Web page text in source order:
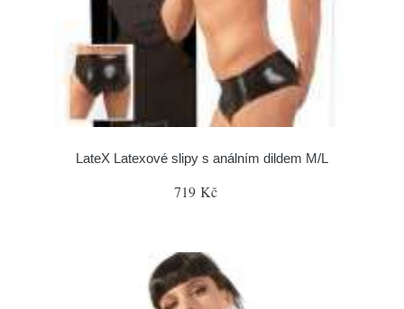
LateX Latexové slipy s análním dildem M/L
719 Kč